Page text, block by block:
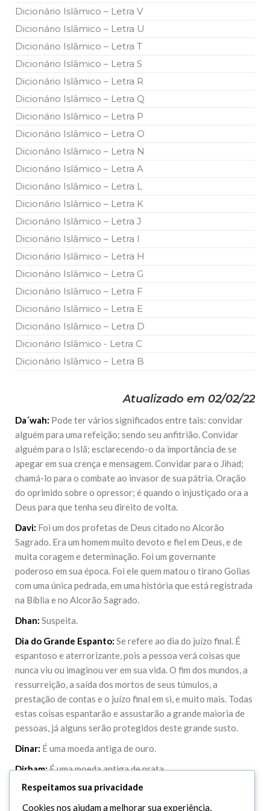
10 DE NOVEMBRO DE 2013
(A.S.)
Em nome de Deus, o Clemente, o Misericordioso! Diante da
muçulmanos, o Imam Ali Ibn Al-Hussein Ibn Ali Ibn Abi Táleb
NOTÍCIAS
Centro Islâmico no Brasil recebe o ex-
ministro das Relações Exteriores da
Na noite da quinta-feira, 03 de Abril, o Centro Islâmico no
Relações Exteriores da República Islâmica do Irã, Sr. Kamal
Dicionário Islâmico – Letra V
Dicionário Islâmico – Letra U
Dicionário Islâmico – Letra T
Dicionário Islâmico – Letra S
Dicionário Islâmico – Letra R
Dicionário Islâmico – Letra Q
Dicionário Islâmico – Letra P
Dicionário Islâmico – Letra O
Dicionário Islâmico – Letra N
Dicionário Islâmico – Letra A
Dicionário Islâmico – Letra L
Dicionário Islâmico – Letra K
Dicionário Islâmico – Letra J
Dicionário Islâmico – Letra I
Dicionário Islâmico – Letra H
Dicionário Islâmico – Letra G
Dicionário Islâmico – Letra F
Dicionário Islâmico – Letra E
Dicionário Islâmico – Letra D
Dicionário Islâmico - Letra C
Dicionário Islâmico – Letra B
Atualizado em 02/02/22
Da´wah: Pode ter vários significados entre tais: convidar
alguém para uma refeição; sendo seu anfitrião. Convidar
alguém para o Islã; esclarecendo-o da importância de se
apegar em sua crença e mensagem. Convidar para o Jihad;
chamá-lo para o combate ao invasor de sua pátria. Oração
do oprimido sobre o opressor; é quando o injustiçado ora a
Deus para que tenha seu direito de volta.
Davi: Foi um dos profetas de Deus citado no Alcorão
Sagrado. Era um homem muito devoto e fiel em Deus, e de
muita coragem e determinação. Foi um governante
poderoso em sua época. Foi ele quem matou o tirano Golias
com uma única pedrada, em uma história que está registrada
na Bíblia e no Alcorão Sagrado.
Dhan: Suspeita.
Dia do Grande Espanto: Se refere ao dia do juízo final. É
espantoso e aterrorizante, pois a pessoa verá coisas que
nunca viu ou imaginou ver em sua vida. O fim dos mundos, a
ressurreição, a saída dos mortos de seus túmulos, a
prestação de contas e o juízo final em si, e muito mais. Todas
estas coisas espantarão e assustarão a grande maioria de
pessoas, já alguns serão protegidos deste grande susto.
Dinar: É uma moeda antiga de ouro.
Dirham:É uma moeda antiga de prata.
Diyah:Uma indenização em dinheiro que a família da vítima
assassinada recebe do assassino ou de sua família.
Respeitamos sua privacidade
Cookies nos ajudam a melhorar sua experiência,